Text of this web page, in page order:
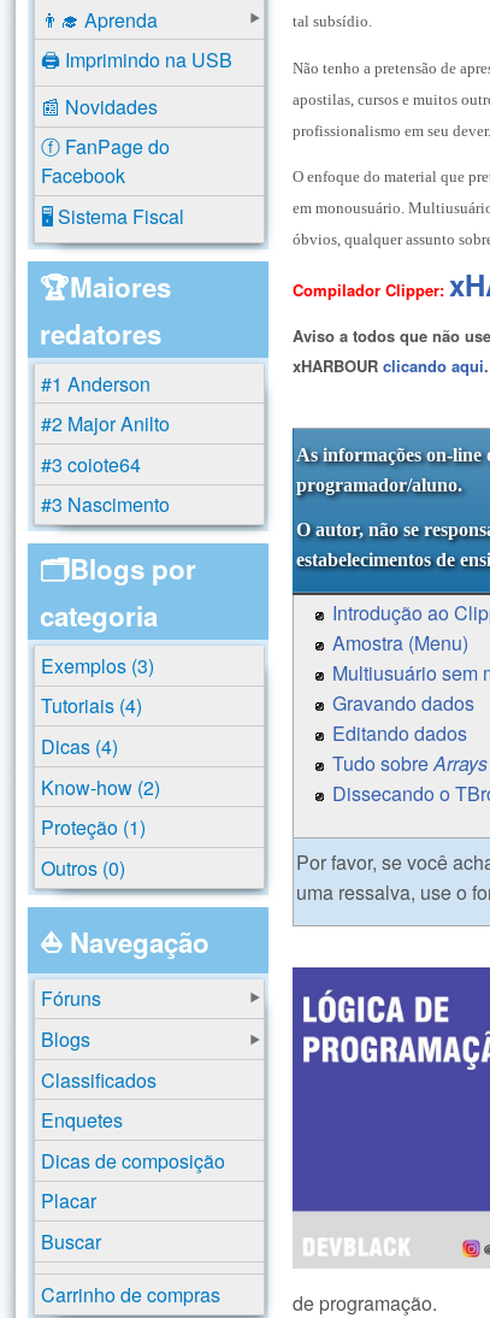
tal subsídio.
Não tenho a pretensão de
apostilas, cursos e muitos
profissionalismo em seu
O enfoque do material que
em monousuário.
óbvios, qualquer assunto
Compilador Clipper:
Aviso a todos que não
xHARBOURclicando aqui.
As informações on-
programador/aluno.
O autor, não se
estabelecimentos de
Introdução ao
Amostra (Menu)
Multiusuário sem
Gravando dados
Editando dados
Tudo sobreArrays
Dissecando o
Por favor, se você
uma ressalva, use o
de programação.
👨‍🎓 Aprenda
🖨️ Imprimindo na USB
📰 Novidades
ⓕ FanPage do
Facebook
🖥️ Sistema Fiscal
🏆Maiores
redatores
#1 Anderson
#2 Major Anilto
#3 coiote64
#3 Nascimento
🗂️Blogs por
categoria
Exemplos (3)
Tutoriais (4)
Dicas (4)
Know-how (2)
Proteção (1)
Outros (0)
⛵ Navegação
Fóruns
Blogs
Classificados
Enquetes
Dicas de composição
Placar
Buscar
Carrinho de compras